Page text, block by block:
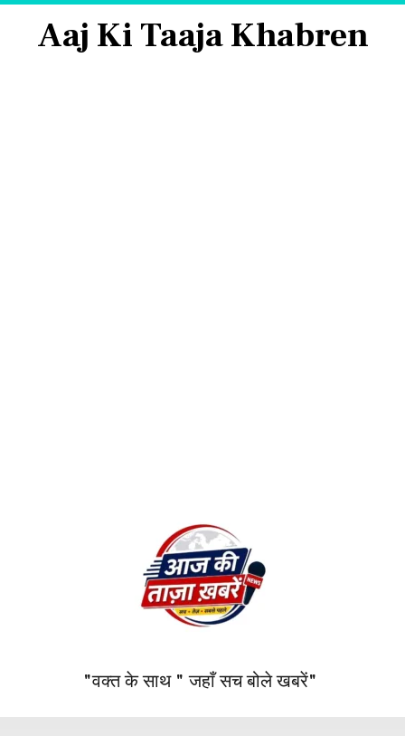
Aaj Ki Taaja Khabren
"वक्त के साथ " जहाँ सच बोले खबरें"